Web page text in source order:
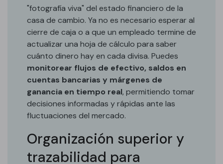
"fotografía viva" del estado financiero de la
casa de cambio. Ya no es necesario esperar al
cierre de caja o a que un empleado termine de
actualizar una hoja de cálculo para saber
cuánto dinero hay en cada divisa. Puedes
monitorear flujos de efectivo, saldos en
cuentas bancarias y márgenes de
ganancia en tiempo real, permitiendo tomar
decisiones informadas y rápidas ante las
fluctuaciones del mercado.
Organización superior y
trazabilidad para